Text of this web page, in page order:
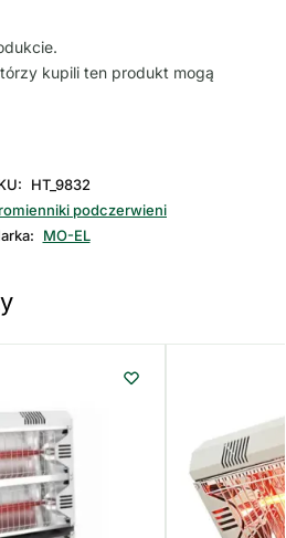
kupili ten produkt mogą
HT_9832
podczerwieni
MO-EL